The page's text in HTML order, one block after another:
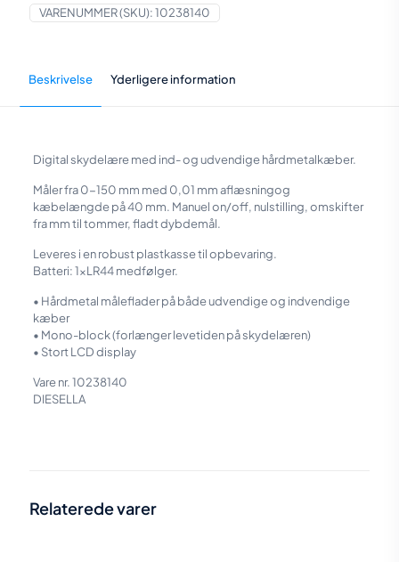
antal
VARENUMMER (SKU):10238140
Beskrivelse Yderligere information
Digital skydelære med ind- og udvendige hårdmetalkæber.
Måler fra 0-150 mm med 0,01 mm aflæsningog
kæbelængde på 40 mm. Manuel on/off, nulstilling, omskifter
fra mm til tommer, fladt dybdemål.
Leveres i en robust plastkasse til opbevaring.
Batteri: 1xLR44 medfølger.
• Hårdmetal måleflader på både udvendige og indvendige
kæber
• Mono-block (forlænger levetiden på skydelæren)
• Stort LCD display
Vare nr. 10238140
DIESELLA
Relaterede varer